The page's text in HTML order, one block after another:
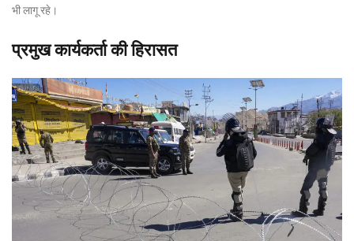
भी लागू रहे।
प्रमुख कार्यकर्ता की हिरासत